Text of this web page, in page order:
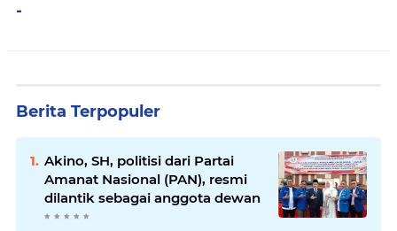
-
Berita Terpopuler
Akino, SH, politisi dari Partai
Amanat Nasional (PAN), resmi
dilantik sebagai anggota dewan